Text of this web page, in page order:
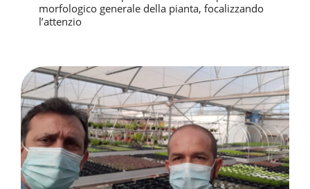
morfologico generale della pianta, focalizzando
l’attenzio